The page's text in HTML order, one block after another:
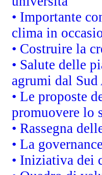
• Importante
clima in
• Costruire la
• Salute delle
agrumi dal
• Le proposte
promuovere lo
• Rassegna
• La
• Iniziativa dei